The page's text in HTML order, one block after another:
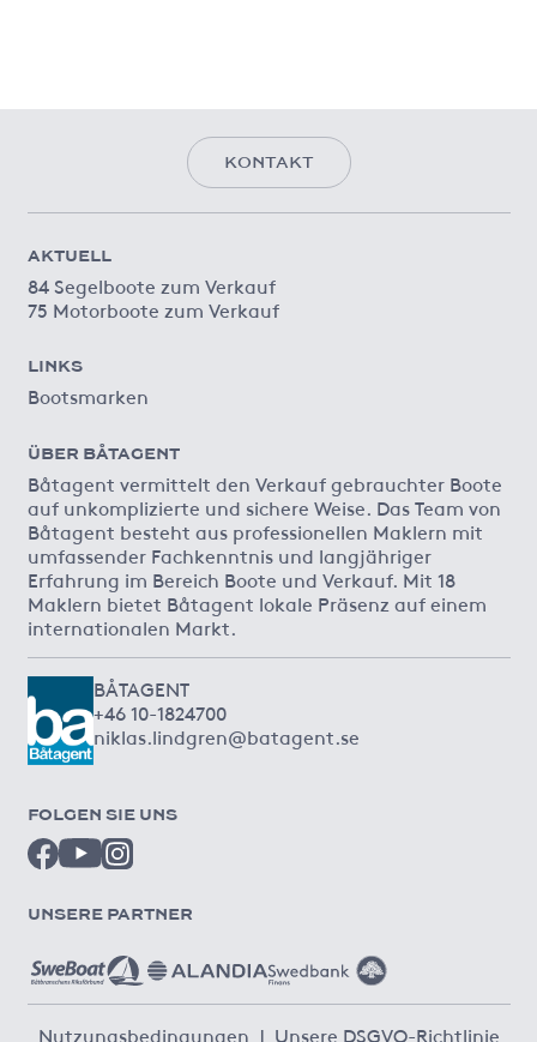
KONTAKT
AKTUELL
84 Segelboote zum Verkauf
75 Motorboote zum Verkauf
LINKS
Bootsmarken
ÜBER BÅTAGENT
Båtagent vermittelt den Verkauf gebrauchter Boote
auf unkomplizierte und sichere Weise. Das Team von
Båtagent besteht aus professionellen Maklern mit
umfassender Fachkenntnis und langjähriger
Erfahrung im Bereich Boote und Verkauf. Mit 18
Maklern bietet Båtagent lokale Präsenz auf einem
internationalen Markt.
BÅTAGENT
+46 10-1824700
niklas.lindgren@batagent.se
FOLGEN SIE UNS
UNSERE PARTNER
Nutzungsbedingungen | Unsere DSGVO-Richtlinie